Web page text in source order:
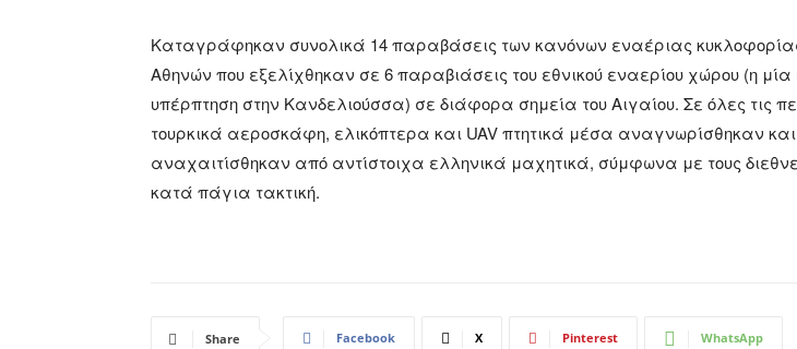
Καταγράφηκαν συνολικά 14 παραβάσεις των κανόνων εναέριας
Αθηνών που εξελίχθηκαν σε 6 παραβιάσεις του εθνικού εναερίου χώρου (η μία
υπέρπτηση στην Κανδελιούσσα) σε διάφορα σημεία του Αιγαίου. Σε όλες τις
τουρκικά αεροσκάφη, ελικόπτερα και UAV πτητικά μέσα αναγνωρίσθηκαν και
αναχαιτίσθηκαν από αντίστοιχα ελληνικά μαχητικά, σύμφωνα με τους
κατά πάγια τακτική.
Share Facebook X Pinterest WhatsApp